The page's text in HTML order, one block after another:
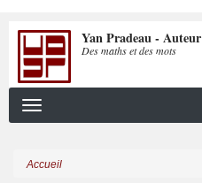
contenu
principal
Yan Pradeau - Auteur
Des maths et des mots
Accueil